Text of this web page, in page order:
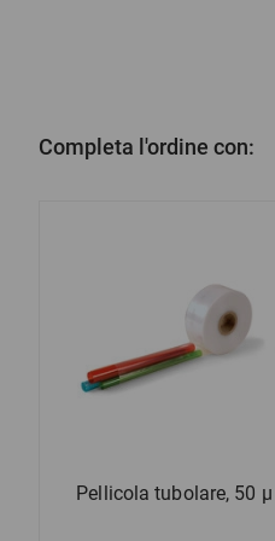
Completa l'ordine con:
Pellicola tubolare, 50 µ